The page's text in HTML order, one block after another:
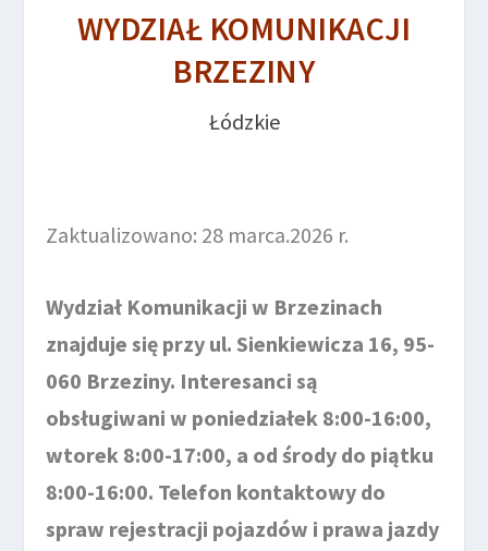
WYDZIAŁ KOMUNIKACJI
BRZEZINY
Łódzkie
Zaktualizowano: 28 marca.2026 r.
Wydział Komunikacji w Brzezinach
znajduje się przy ul. Sienkiewicza 16, 95-
060 Brzeziny. Interesanci są
obsługiwani w poniedziałek 8:00-16:00,
wtorek 8:00-17:00, a od środy do piątku
8:00-16:00. Telefon kontaktowy do
spraw rejestracji pojazdów i prawa jazdy